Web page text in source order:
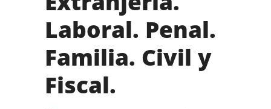
Laboral. Penal.
Familia. Civil y
Fiscal.